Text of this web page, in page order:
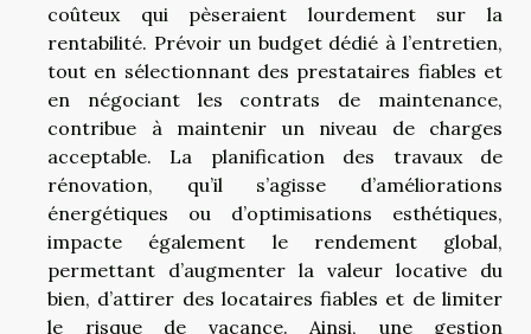
coûteux qui pèseraient lourdement sur la
rentabilité. Prévoir un budget dédié à l’entretien,
tout en sélectionnant des prestataires fiables et
en négociant les contrats de maintenance,
contribue à maintenir un niveau de charges
acceptable. La planification des travaux de
rénovation, qu’il s’agisse d’améliorations
énergétiques ou d’optimisations esthétiques,
impacte également le rendement global,
permettant d’augmenter la valeur locative du
bien, d’attirer des locataires fiables et de limiter
le risque de vacance. Ainsi, une gestion